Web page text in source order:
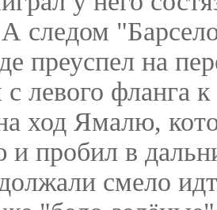
следом
преуспел на
с левого фланга
ход Ямалю,
пробил в
смело